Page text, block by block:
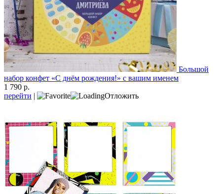
Большой
набор конфет «С днём рождения!» с вашим именем
1 790 р.
перейти | Отложить